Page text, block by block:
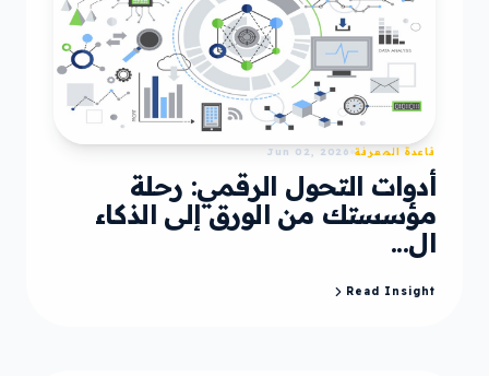
قاعدة المعرفة Jun 02, 2026
أدوات التحول الرقمي: رحلة
مؤسستك من الورق إلى الذكاء
ال...
Read Insight